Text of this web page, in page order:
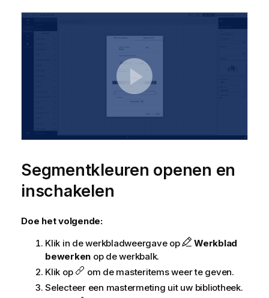
Segmentkleuren openen en
inschakelen
Doe het volgende:
Klik in de werkbladweergave op
Werkblad
bewerken op de werkbalk.
Klik op
om de masteritems weer te geven.
Selecteer een mastermeting uit uw bibliotheek.